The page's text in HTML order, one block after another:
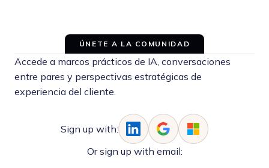
ÚNETE A LA COMUNIDAD
Accede a marcos prácticos de IA, conversaciones
entre pares y perspectivas estratégicas de
experiencia del cliente.
Sign up with:
Or sign up with email: